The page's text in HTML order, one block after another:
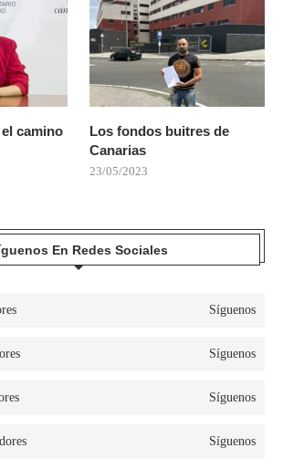
camino
Los fondos buitres de
Canarias
23/05/2023
En Redes Sociales
Síguenos
Síguenos
Síguenos
Síguenos